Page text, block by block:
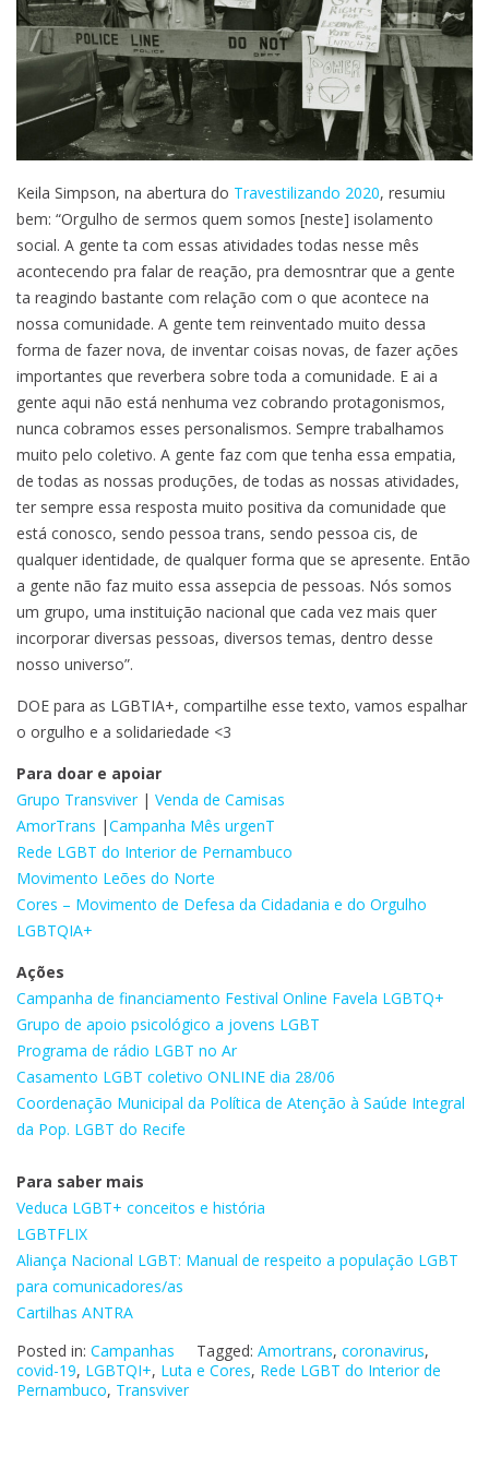
Keila Simpson, na abertura do Travestilizando 2020, resumiu
bem: “Orgulho de sermos quem somos [neste] isolamento
social. A gente ta com essas atividades todas nesse mês
acontecendo pra falar de reação, pra demosntrar que a gente
ta reagindo bastante com relação com o que acontece na
nossa comunidade. A gente tem reinventado muito dessa
forma de fazer nova, de inventar coisas novas, de fazer ações
importantes que reverbera sobre toda a comunidade. E ai a
gente aqui não está nenhuma vez cobrando protagonismos,
nunca cobramos esses personalismos. Sempre trabalhamos
muito pelo coletivo. A gente faz com que tenha essa empatia,
de todas as nossas produções, de todas as nossas atividades,
ter sempre essa resposta muito positiva da comunidade que
está conosco, sendo pessoa trans, sendo pessoa cis, de
qualquer identidade, de qualquer forma que se apresente. Então
a gente não faz muito essa assepcia de pessoas. Nós somos
um grupo, uma instituição nacional que cada vez mais quer
incorporar diversas pessoas, diversos temas, dentro desse
nosso universo”.
DOE para as LGBTIA+, compartilhe esse texto, vamos espalhar
o orgulho e a solidariedade <3
Para doar e apoiar
Grupo Transviver| Venda de Camisas
AmorTrans |Campanha Mês urgenT
Rede LGBT do Interior de Pernambuco
Movimento Leões do Norte
Cores – Movimento de Defesa da Cidadania e do Orgulho
LGBTQIA+
Ações
Campanha de financiamento Festival Online Favela LGBTQ+
Grupo de apoio psicológico a jovens LGBT
Programa de rádio LGBT no Ar
Casamento LGBT coletivo ONLINE dia 28/06
Coordenação Municipal da Política de Atenção à Saúde Integral
da Pop. LGBT do Recife
Para saber mais
Veduca LGBT+ conceitos e história
LGBTFLIX
Aliança Nacional LGBT: Manual de respeito a população LGBT
para comunicadores/as
Cartilhas ANTRA
Posted in: Campanhas Tagged: Amortrans, coronavirus,
covid-19, LGBTQI+, Luta e Cores, Rede LGBT do Interior de
Pernambuco, Transviver